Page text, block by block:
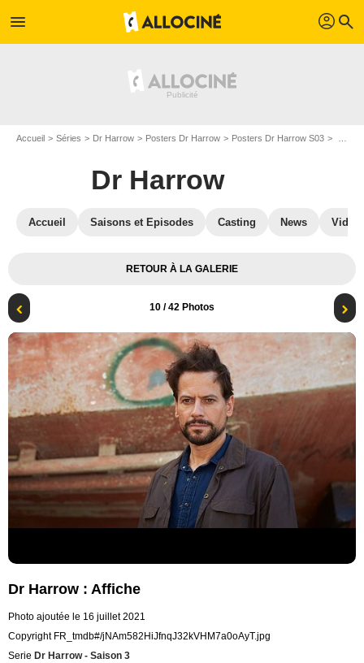
menu profil search
Accueil Séries Dr Harrow Posters Dr Harrow Posters Dr Harrow S03
Dr Harrow
Accueil Saisons et Episodes Casting News
RETOUR À LA GALERIE
10 / 42 Photos
Dr Harrow : Affiche
Photo ajoutée le 16 juillet 2021
Copyright FR_tmdb#/jNAm582HiJfnqJ32kVHM7a0oAyT.jpg
Serie Dr Harrow - Saison 3